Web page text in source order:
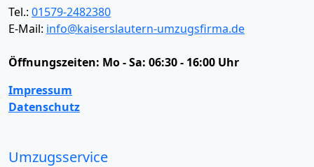
Tel.: 01579-2482380
E-Mail: info@kaiserslautern-umzugsfirma.de
Öffnungszeiten: Mo - Sa: 06:30 - 16:00 Uhr
Impressum
Datenschutz
Umzugsservice